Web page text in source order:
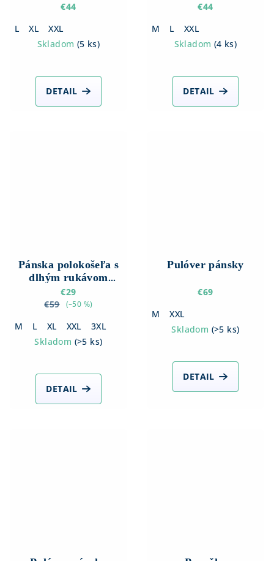
€44
L
XL
XXL
Skladom (5 ks)
DETAIL
€44
M
L
XXL
Skladom (4 ks)
DETAIL
Pánska polokošeľa s
dlhým rukávom
pruhovaná
€29
€59
(–50 %)
M L XL XXL
3XL
Skladom (>5 ks)
DETAIL
Pulóver pánsky
€69
M
XXL
Skladom (>5 ks)
DETAIL